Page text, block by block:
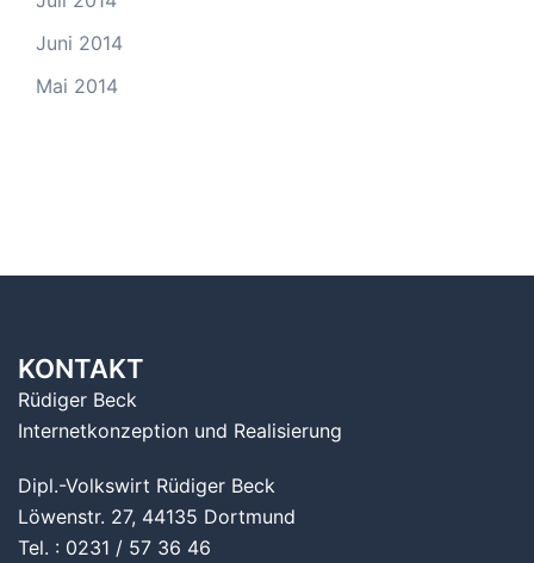
Juni 2014
Mai 2014
KONTAKT
Rüdiger Beck
Internetkonzeption und Realisierung
Dipl.-Volkswirt Rüdiger Beck
Löwenstr. 27, 44135 Dortmund
Tel. : 0231 / 57 36 46